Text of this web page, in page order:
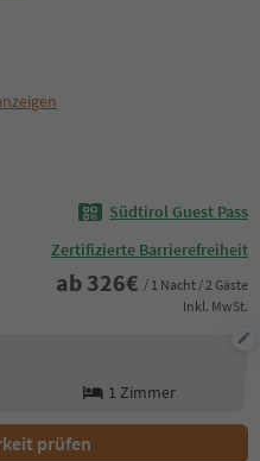
Südtirol Guest Pass
Zertifizierte Barrierefreiheit
ab 326€ / 1 Nacht / 2 Gäste
Inkl. MwSt.
1 Zimmer
prüfen